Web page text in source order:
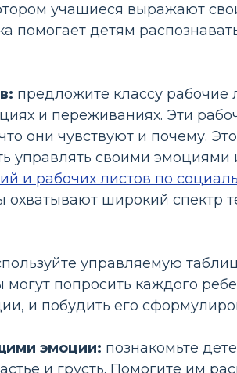
учащиеся выражают
помогает детям
предложите классу рабочие
и переживаниях. Эти
они чувствуют и почему.
управлять своими эмоциями
и рабочих листов по
широкий спектр
управляемую
могут попросить каждого
и побудить его
эмоции: познакомьте
и грусть. Помогите им